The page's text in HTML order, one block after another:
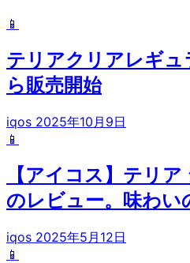
📱
テリアクリアレギ
ら販売開始
iqos 2025年10月9日
📱
【アイコス】テリ
のレビュー。味わい
iqos 2025年5月12日
📱